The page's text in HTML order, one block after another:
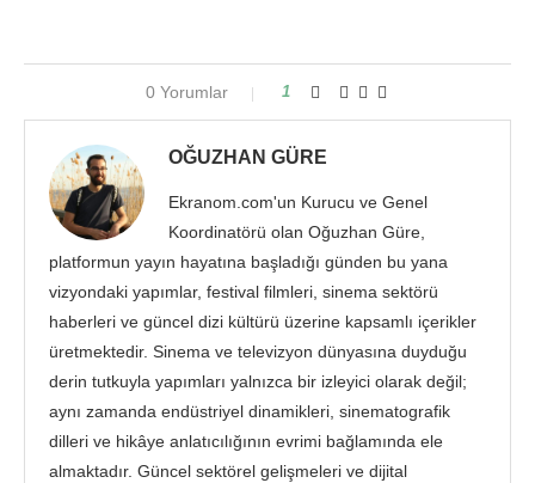
0 Yorumlar 1
OĞUZHAN GÜRE
Ekranom.com'un Kurucu ve Genel
Koordinatörü olan Oğuzhan Güre,
platformun yayın hayatına başladığı günden bu yana
vizyondaki yapımlar, festival filmleri, sinema sektörü
haberleri ve güncel dizi kültürü üzerine kapsamlı içerikler
üretmektedir. Sinema ve televizyon dünyasına duyduğu
derin tutkuyla yapımları yalnızca bir izleyici olarak değil;
aynı zamanda endüstriyel dinamikleri, sinematografik
dilleri ve hikâye anlatıcılığının evrimi bağlamında ele
almaktadır. Güncel sektörel gelişmeleri ve dijital